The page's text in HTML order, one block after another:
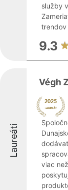
služby
trendov
9.3
Laureáti
Végh
viac